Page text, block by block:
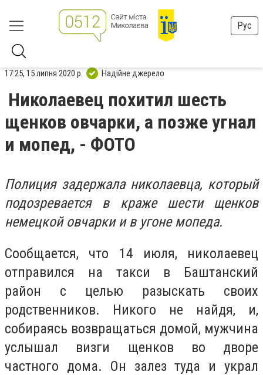
Рус
17:25, 15 липня 2020 р. Надійне джерело
Николаевец похитил шесть
щенков овчарки, а позже угнал
и мопед, - ФОТО
Полиция задержала николаевца, который
подозревается в краже шести щенков
немецкой овчарки и в угоне мопеда.
Сообщается, что 14 июля, николаевец
отправился на такси в Баштанский
район с целью разыскать своих
родственников. Никого не найдя, и,
собираясь возвращаться домой, мужчина
услышал визги щенков во дворе
частного дома. Он залез туда и украл